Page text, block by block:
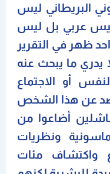
البريطاني ليس
عربي بل ليس
ظهر في التقرير
يدري ما يبحث عنه
أو الاجتماع
عن هذا الشخص
أضاعوا من
ونظريات
واكتشاف مئات